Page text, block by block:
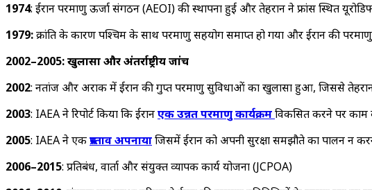
1974: ईरान परमाणु ऊर्जा संगठन (AEOI) की स्थापना हुई और तेहरान ने फ्रांस स्थित
1979:क्रांति के कारण पश्चिम के साथ परमाणु सहयोग समाप्त हो गया और ईरान की परमाणु
2002–2005: खुलासा और अंतर्राष्ट्रीय जांच
2002: नतांज और अराक में ईरान की गुप्त परमाणु सुविधाओं का खुलासा हुआ, जिससे
2003: IAEA ने रिपोर्ट किया कि ईरानएक उन्नत परमाणु कार्यक्रमविकसित करने पर काम
2005: IAEA ने एकप्रस्ताव अपनायाजिसमें ईरान को अपनी सुरक्षा समझौते का पालन न
2006–2015: प्रतिबंध, वार्ता और संयुक्त व्यापक कार्य योजना (JCPOA)